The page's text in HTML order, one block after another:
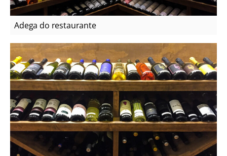
Adega do restaurante